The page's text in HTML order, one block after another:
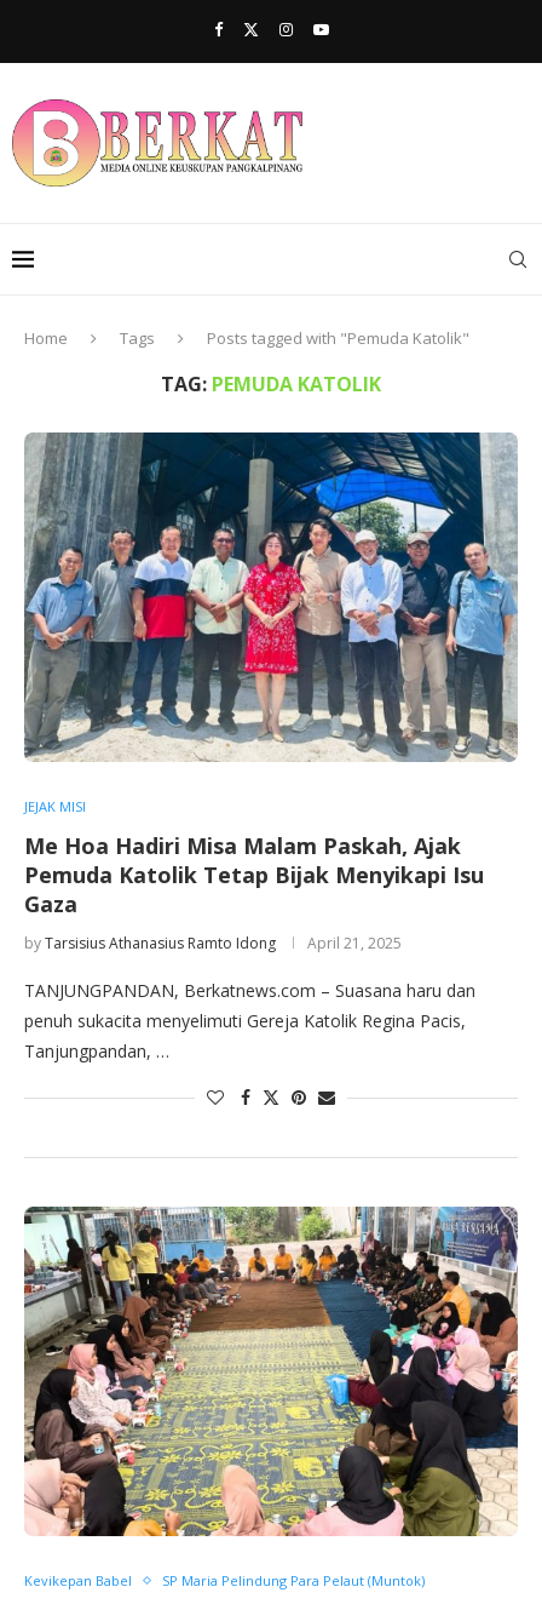
Home Tags Posts tagged with "Pemuda Katolik"
TAG: PEMUDA KATOLIK
JEJAK MISI
Me Hoa Hadiri Misa Malam Paskah, Ajak
Pemuda Katolik Tetap Bijak Menyikapi Isu
Gaza
byTarsisius Athanasius Ramto Idong April 21, 2025
TANJUNGPANDAN, Berkatnews.com – Suasana haru dan
penuh sukacita menyelimuti Gereja Katolik Regina Pacis,
Tanjungpandan, …
Kevikepan Babel SP Maria Pelindung Para Pelaut (Muntok)